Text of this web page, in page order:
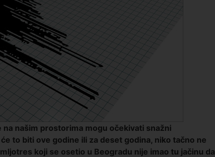
našim prostorima mogu očekivati snažni
to biti ove godine ili za deset godina, niko tačno ne
koji se osetio u Beogradu nije imao tu jačinu da